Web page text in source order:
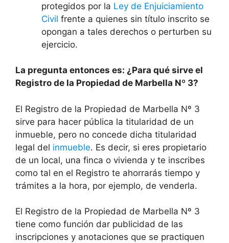
protegidos por la Ley de Enjuiciamiento
Civil frente a quienes sin título inscrito se
opongan a tales derechos o perturben su
ejercicio.
La pregunta entonces es: ¿Para qué sirve el
Registro de la Propiedad de Marbella Nº 3?
El Registro de la Propiedad de Marbella Nº 3
sirve para hacer pública la titularidad de un
inmueble, pero no concede dicha titularidad
legal del inmueble. Es decir, si eres propietario
de un local, una finca o vivienda y te inscribes
como tal en el Registro te ahorrarás tiempo y
trámites a la hora, por ejemplo, de venderla.
El Registro de la Propiedad de Marbella Nº 3
tiene como función dar publicidad de las
inscripciones y anotaciones que se practiquen